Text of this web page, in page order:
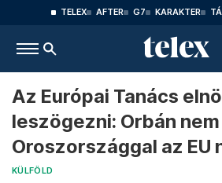
TELEX AFTER G7 KARAKTER
Az Európai Tanács
leszögezni: Orbán
Oroszországgal az EU
KÜLFÖLD